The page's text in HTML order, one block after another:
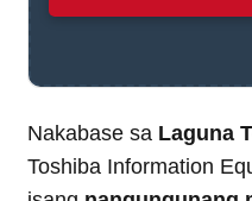
Nakabase sa Laguna
Toshiba Information